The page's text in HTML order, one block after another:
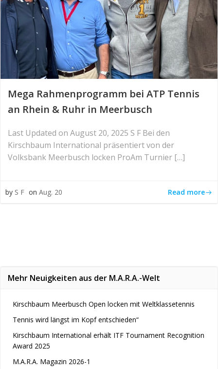
Mega Rahmenprogramm bei ATP Tennis
an Rhein & Ruhr in Meerbusch
Last Updated on August 20, 2025 S F Bei den
Kirschbaum International präsentiert von der
Volksbank Meerbusch locken ProAm Turnier […]
by S F on Aug. 20 Read more
Mehr Neuigkeiten aus der M.A.R.A.-Welt
Kirschbaum Meerbusch Open locken mit Weltklassetennis
Tennis wird längst im Kopf entschieden“
Kirschbaum International erhält ITF Tournament Recognition
Award 2025
M.A.R.A. Magazin 2026-1